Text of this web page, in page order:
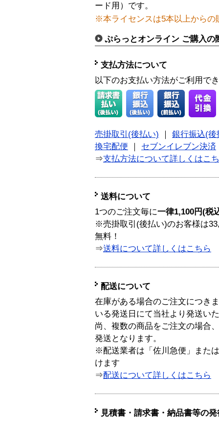
ード用）です。
※本ライセンスは5本以上からの
ぷらっとオンライン ご購入の
支払方法について
以下のお支払い方法がご利用で
売掛取引(後払い)
銀行振込(後
換宅配便
セブンイレブン決済
⇒支払方法について詳しくはこ
送料について
1つのご注文毎に一律1,100円(税
※売掛取引(後払い)のお客様は
無料！
⇒送料について詳しくはこちら
配送について
在庫がある場合のご注文につき
いる発送日にて当社より発送い
尚、複数の商品をご注文の場合
発送となります。
※配送業者は「佐川急便」また
けます
⇒配送について詳しくはこちら
見積書・請求書・納品書等の